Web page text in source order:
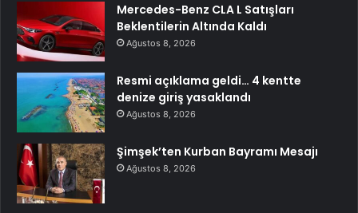
Mercedes-Benz CLA L Satışları
Beklentilerin Altında Kaldı
Ağustos 8, 2026
Resmi açıklama geldi… 4 kentte
denize giriş yasaklandı
Ağustos 8, 2026
Şimşek’ten Kurban Bayramı Mesajı
Ağustos 8, 2026